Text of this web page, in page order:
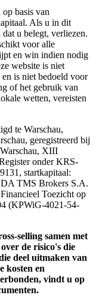
basis van
Als u in dit
u belegt, verliezen.
voor alle
en win indien nodig
website is niet
en is niet bedoeld voor
of het gebruik van
wetten, vereisten
te Warschau,
geregistreerd bij
XIII
onder KRS-
startkapitaal:
TMS Brokers S.A.
Toezicht op
(KPWiG-4021-54-
selling samen met
de risico's die
deel uitmaken van
kosten en
vindt u op